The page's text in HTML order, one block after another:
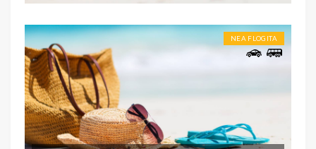
NEA FLOGITA